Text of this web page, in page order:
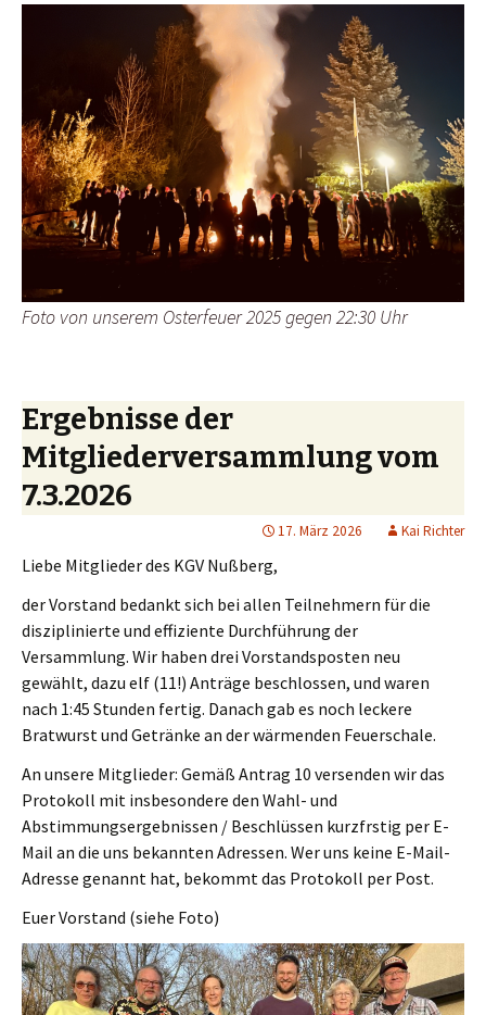
Foto von unserem Osterfeuer 2025 gegen 22:30 Uhr
Ergebnisse der
Mitgliederversammlung vom
7.3.2026
17. März 2026 Kai Richter
Liebe Mitglieder des KGV Nußberg,
der Vorstand bedankt sich bei allen Teilnehmern für die
disziplinierte und effiziente Durchführung der
Versammlung. Wir haben drei Vorstandsposten neu
gewählt, dazu elf (11!) Anträge beschlossen, und waren
nach 1:45 Stunden fertig. Danach gab es noch leckere
Bratwurst und Getränke an der wärmenden Feuerschale.
An unsere Mitglieder: Gemäß Antrag 10 versenden wir das
Protokoll mit insbesondere den Wahl- und
Abstimmungsergebnissen / Beschlüssen kurzfrstig per E-
Mail an die uns bekannten Adressen. Wer uns keine E-Mail-
Adresse genannt hat, bekommt das Protokoll per Post.
Euer Vorstand (siehe Foto)